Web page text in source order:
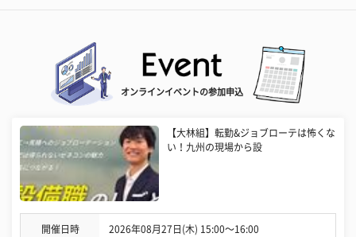
オンラインイベントの参加申込
【大林組】転勤&ジョブローテは怖くな
い！九州の現場から設
開催日時 2026年08月27日(木) 15:00〜16:00